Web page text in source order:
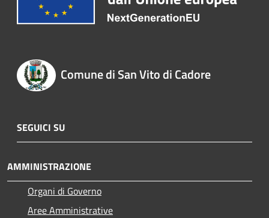
Comune di San Vito di Cadore
SEGUICI SU
AMMINISTRAZIONE
Organi di Governo
Aree Amministrative